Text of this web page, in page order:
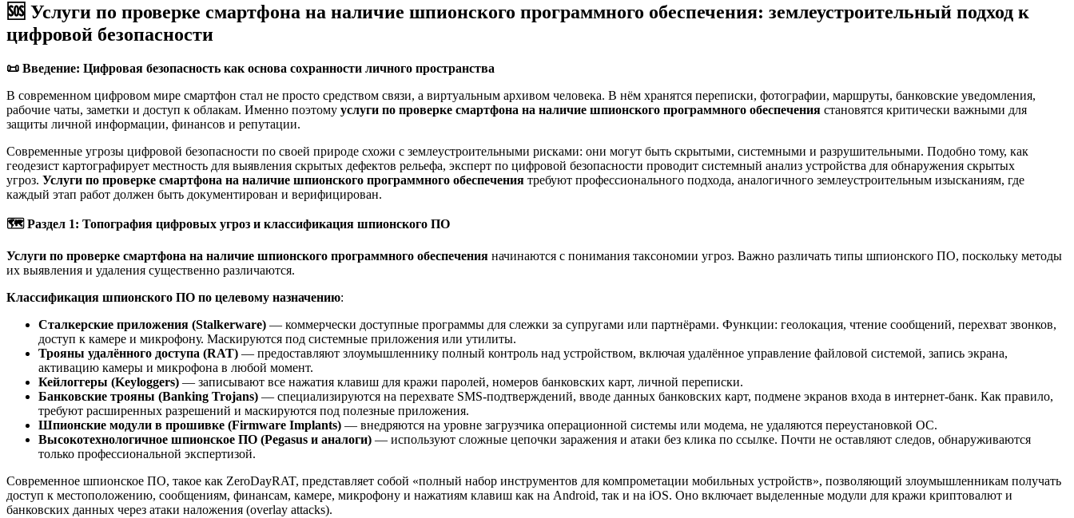
🆘 Услуги по проверке смартфона на наличие шпионского программного обеспечения: землеустроительный подход к
цифровой безопасности
📜 Введение: Цифровая безопасность как основа сохранности личного пространства
В современном цифровом мире смартфон стал не просто средством связи, а виртуальным архивом человека. В нём хранятся переписки, фотографии, маршруты, банковские уведомления,
рабочие чаты, заметки и доступ к облакам. Именно поэтому услуги по проверке смартфона на наличие шпионского программного обеспечения становятся критически важными для
защиты личной информации, финансов и репутации.
Современные угрозы цифровой безопасности по своей природе схожи с землеустроительными рисками: они могут быть скрытыми, системными и разрушительными. Подобно тому, как
геодезист картографирует местность для выявления скрытых дефектов рельефа, эксперт по цифровой безопасности проводит системный анализ устройства для обнаружения скрытых
угроз. Услуги по проверке смартфона на наличие шпионского программного обеспечения требуют профессионального подхода, аналогичного землеустроительным изысканиям, где
каждый этап работ должен быть документирован и верифицирован.
🗺 ️ Раздел 1: Топография цифровых угроз и классификация шпионского ПО
Услуги по проверке смартфона на наличие шпионского программного обеспечения начинаются с понимания таксономии угроз. Важно различать типы шпионского ПО, поскольку методы
их выявления и удаления существенно различаются.
Классификация шпионского ПО по целевому назначению:
Сталкерские приложения (Stalkerware) — коммерчески доступные программы для слежки за супругами или партнёрами. Функции: геолокация, чтение сообщений, перехват звонков,
доступ к камере и микрофону. Маскируются под системные приложения или утилиты.
Трояны удалённого доступа (RAT) — предоставляют злоумышленнику полный контроль над устройством, включая удалённое управление файловой системой, запись экрана,
активацию камеры и микрофона в любой момент.
Кейлоггеры (Keyloggers) — записывают все нажатия клавиш для кражи паролей, номеров банковских карт, личной переписки.
Банковские трояны (Banking Trojans) — специализируются на перехвате SMS-подтверждений, вводе данных банковских карт, подмене экранов входа в интернет-банк. Как правило,
требуют расширенных разрешений и маскируются под полезные приложения.
Шпионские модули в прошивке (Firmware Implants) — внедряются на уровне загрузчика операционной системы или модема, не удаляются переустановкой ОС.
Высокотехнологичное шпионское ПО (Pegasus и аналоги) — используют сложные цепочки заражения и атаки без клика по ссылке. Почти не оставляют следов, обнаруживаются
только профессиональной экспертизой.
Современное шпионское ПО, такое как ZeroDayRAT, представляет собой «полный набор инструментов для компрометации мобильных устройств», позволяющий злоумышленникам получать
доступ к местоположению, сообщениям, финансам, камере, микрофону и нажатиям клавиш как на Android, так и на iOS. Оно включает выделенные модули для кражи криптовалют и
банковских данных через атаки наложения (overlay attacks).